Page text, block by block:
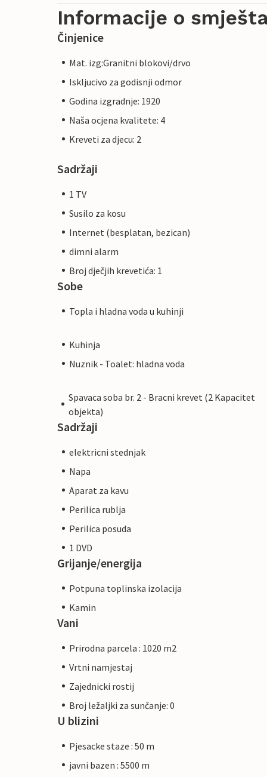
Informacije o
Činjenice
Mat. izg:Granitni blokovi/drvo
Iskljucivo za godisnji odmor
Godina izgradnje: 1920
Naša ocjena kvalitete: 4
Kreveti za djecu: 2
Sadržaji
1 TV
Susilo za kosu
Internet (besplatan, bezican)
dimni alarm
Broj dječjih krevetića: 1
Sobe
Topla i hladna voda u kuhinji
Kuhinja
Nuznik - Toalet: hladna voda
Spavaca soba br. 2 - Bracni krevet (2 Kapacitet
objekta)
Sadržaji
elektricni stednjak
Napa
Aparat za kavu
Perilica rublja
Perilica posuda
1 DVD
Grijanje/energija
Potpuna toplinska izolacija
Kamin
Vani
Prirodna parcela : 1020 m2
Vrtni namjestaj
Zajednicki rostij
Broj ležaljki za sunčanje: 0
U blizini
Pjesacke staze : 50 m
javni bazen : 5500 m